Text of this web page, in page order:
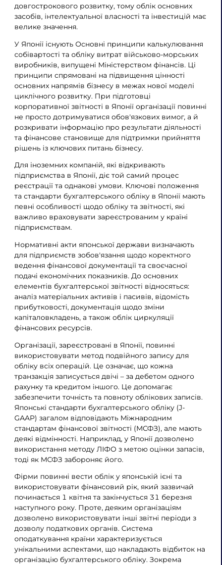
довгострокового розвитку, тому облік основних
засобів, інтелектуальної власності та інвестицій має
велике значення.
У Японії існують Основні принципи калькулювання
собівартості та обліку витрат військово-морських
виробників, випущені Міністерством фінансів. Ці
принципи спрямовані на підвищення цінності
основних напрямів бізнесу в межах нової моделі
циклічного розвитку. При підготовці
корпоративної звітності в Японії організації повинні
не просто дотримуватися обов'язкових вимог, а й
розкривати інформацію про результати діяльності
та фінансове становище для підтримки прийняття
рішень із ключових питань бізнесу.
Для іноземних компаній, які відкривають
підприємства в Японії, діє той самий процес
реєстрації та однакові умови. Ключові положення
та стандарти бухгалтерського обліку в Японії мають
певні особливості щодо обліку та звітності, які
важливо враховувати зареєстрованим у країні
підприємствам.
Нормативні акти японської держави визначають
для підприємств зобов'язання щодо коректного
ведення фінансової документації та своєчасної
подачі економічних показників. До основних
елементів бухгалтерської звітності відносяться:
аналіз матеріальних активів і пасивів, відомість
прибутковості, документація щодо зміни
капіталовкладень, а також облік циркуляції
фінансових ресурсів.
Організації, зареєстровані в Японії, повинні
використовувати метод подвійного запису для
обліку всіх операцій. Це означає, що кожна
транзакція записується двічі – за дебетом одного
рахунку та кредитом іншого. Це допомагає
забезпечити точність та повноту облікових записів.
Японські стандарти бухгалтерського обліку (J-
GAAP) загалом відповідають Міжнародним
стандартам фінансової звітності (МСФЗ), але мають
деякі відмінності. Наприклад, у Японії дозволено
використання методу ЛІФО з метою оцінки запасів,
тоді як МСФЗ забороняє його.
Фірми повинні вести облік у японській ієні та
використовувати фінансовий рік, який зазвичай
починається 1 квітня та закінчується 31 березня
наступного року. Проте, деяким організаціям
дозволено використовувати інші звітні періоди з
дозволу податкових органів. Система
оподаткування країни характеризується
унікальними аспектами, що накладають відбиток на
організацію бухгалтерського обліку. Зокрема